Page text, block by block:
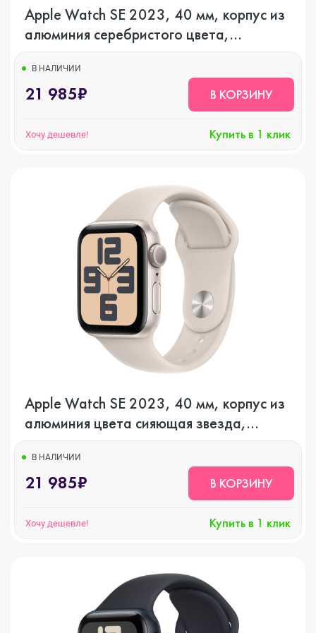
Apple Watch SE 2023, 40 мм, корпус из
алюминия серебристого цвета,
синий, GPS + Cellular
В НАЛИЧИИ
21 985₽ В КОРЗИНУ
Хочу дешевле! Купить в 1 клик
Apple Watch SE 2023, 40 мм, корпус из
алюминия цвета сияющая звезда,
звезда, GPS + Cellular
В НАЛИЧИИ
21 985₽ В КОРЗИНУ
Хочу дешевле! Купить в 1 клик